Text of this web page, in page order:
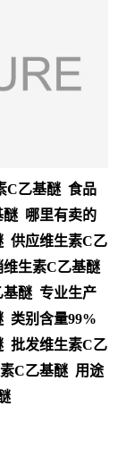
C乙基醚 食品
醚 哪里有卖的
供应维生素C乙
生素C乙基醚
基醚 专业生产
类别含量99%
批发维生素C乙
C乙基醚 用途